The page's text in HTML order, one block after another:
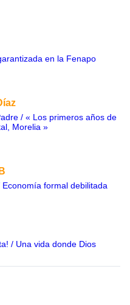
en la Fenapo
/ « Los primeros años de
Morelia »
formal debilitada
/ Una vida donde Dios